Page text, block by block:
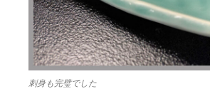
刺身も完璧でした